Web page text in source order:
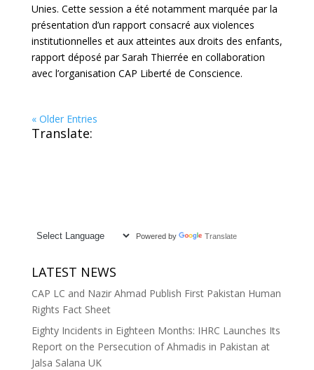
Unies. Cette session a été notamment marquée par la
présentation d’un rapport consacré aux violences
institutionnelles et aux atteintes aux droits des enfants,
rapport déposé par Sarah Thierrée en collaboration
avec l’organisation CAP Liberté de Conscience.
« Older Entries
Translate:
Powered by Translate
LATEST NEWS
CAP LC and Nazir Ahmad Publish First Pakistan Human
Rights Fact Sheet
Eighty Incidents in Eighteen Months: IHRC Launches Its
Report on the Persecution of Ahmadis in Pakistan at
Jalsa Salana UK